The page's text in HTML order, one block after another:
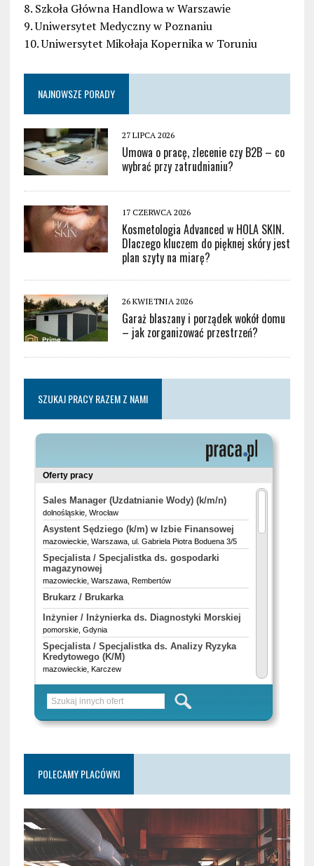
8. Szkoła Główna Handlowa w Warszawie
9. Uniwersytet Medyczny w Poznaniu
10. Uniwersytet Mikołaja Kopernika w Toruniu
NAJNOWSZE PORADY
27 LIPCA 2026
Umowa o pracę, zlecenie czy B2B – co
wybrać przy zatrudnianiu?
17 CZERWCA 2026
Kosmetologia Advanced w HOLA SKIN.
Dlaczego kluczem do pięknej skóry jest
plan szyty na miarę?
26 KWIETNIA 2026
Garaż blaszany i porządek wokół domu
– jak zorganizować przestrzeń?
SZUKAJ PRACY RAZEM Z NAMI
POLECAMY PLACÓWKI